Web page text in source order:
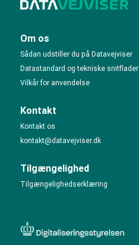
Om os
Sådan udstiller du på Datavejviser
Datastandard og tekniske snitflader
Vilkår for anvendelse
Kontakt
Kontakt os
kontakt@datavejviser.dk
Tilgængelighed
Tilgængelighedserklæring